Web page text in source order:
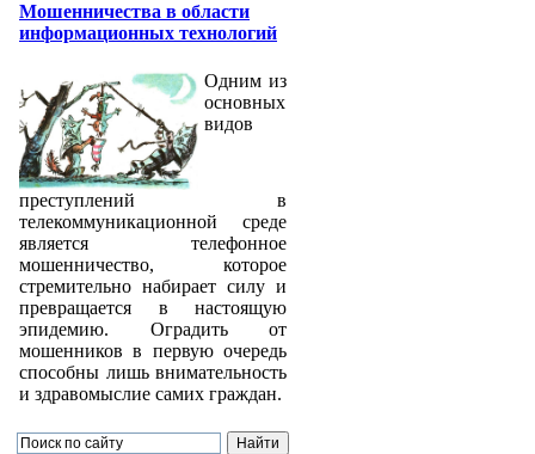
Мошенничества в области
информационных технологий
Одним из
основных
видов
преступлений в
телекоммуникационной среде
является телефонное
мошенничество, которое
стремительно набирает силу и
превращается в настоящую
эпидемию. Оградить от
мошенников в первую очередь
способны лишь внимательность
и здравомыслие самих граждан.